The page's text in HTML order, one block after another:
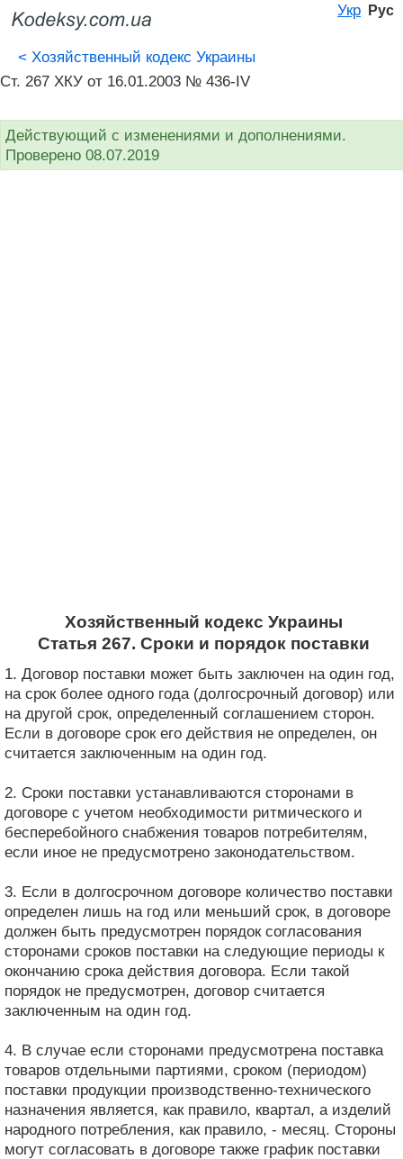
Укр Рус
< Хозяйственный кодекс Украины
Ст. 267 ХКУ от 16.01.2003 № 436-IV
Действующий с изменениями и дополнениями.
Проверено 08.07.2019
Хозяйственный кодекс Украины
Статья 267. Сроки и порядок поставки
1. Договор поставки может быть заключен на один год,
на срок более одного года (долгосрочный договор) или
на другой срок, определенный соглашением сторон.
Если в договоре срок его действия не определен, он
считается заключенным на один год.
2. Сроки поставки устанавливаются сторонами в
договоре с учетом необходимости ритмического и
бесперебойного снабжения товаров потребителям,
если иное не предусмотрено законодательством.
3. Если в долгосрочном договоре количество поставки
определен лишь на год или меньший срок, в договоре
должен быть предусмотрен порядок согласования
сторонами сроков поставки на следующие периоды к
окончанию срока действия договора. Если такой
порядок не предусмотрен, договор считается
заключенным на один год.
4. В случае если сторонами предусмотрена поставка
товаров отдельными партиями, сроком (периодом)
поставки продукции производственно-технического
назначения является, как правило, квартал, а изделий
народного потребления, как правило, - месяц. Стороны
могут согласовать в договоре также график поставки